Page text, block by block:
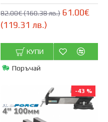
82.00€ (160.38 лв.) 61.00€
(119.31 лв.)
КУПИ
Поръчай
-43 %